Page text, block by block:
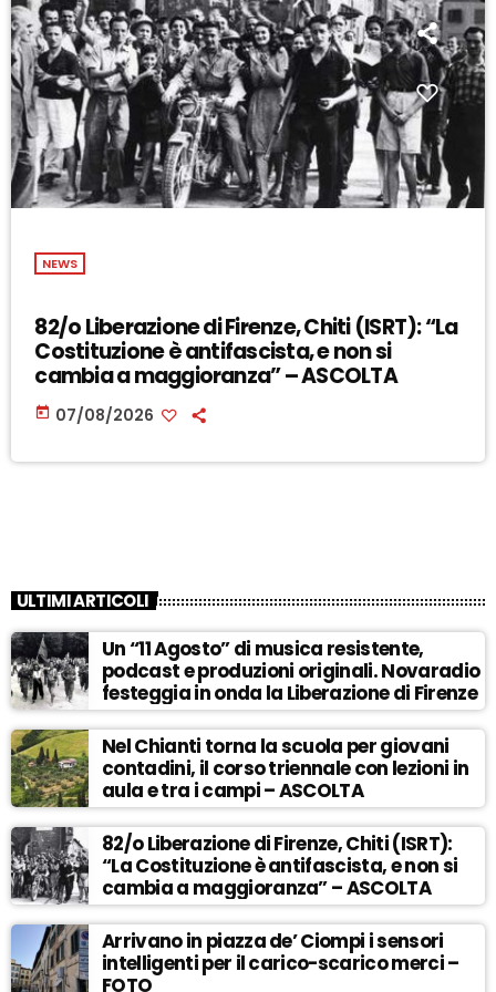
NEWS
82/o Liberazione di Firenze, Chiti (ISRT): “La
Costituzione è antifascista, e non si
cambia a maggioranza” – ASCOLTA
today 07/08/2026
ULTIMI ARTICOLI
Un “11 Agosto” di musica resistente,
podcast e produzioni originali. Novaradio
festeggia in onda la Liberazione di Firenze
Nel Chianti torna la scuola per giovani
contadini, il corso triennale con lezioni in
aula e tra i campi – ASCOLTA
82/o Liberazione di Firenze, Chiti (ISRT):
“La Costituzione è antifascista, e non si
cambia a maggioranza” – ASCOLTA
Arrivano in piazza de’ Ciompi i sensori
intelligenti per il carico-scarico merci –
FOTO